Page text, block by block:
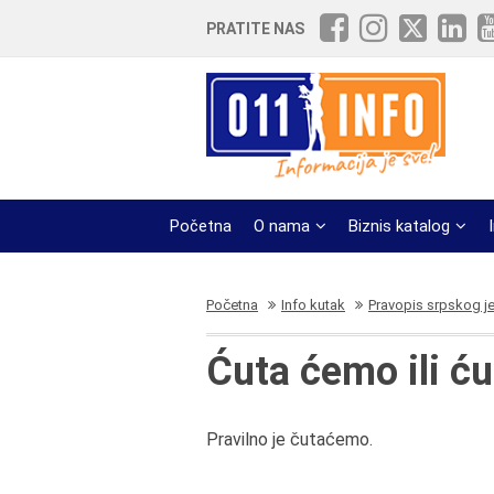
PRATITE NAS
Početna O nama Biznis katalog
Početna Info kutak Pravopis srpskog
Ćuta ćemo ili
Pravilno je čutaćemo.